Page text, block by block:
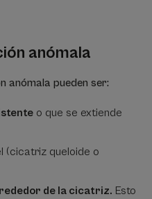
anómala
anómala pueden ser:
o que se extiende
(cicatriz queloide o
de la cicatriz. Esto